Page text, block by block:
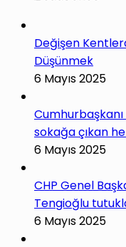
Değişen
Düşünmek
6 Mayıs 2025
sokağa çıkan
6 Mayıs 2025
CHP Genel
Tengioğlu
6 Mayıs 2025